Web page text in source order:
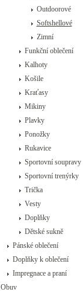
Outdoorové
Softshellové
Zimní
Funkční oblečení
Kalhoty
Košile
Kraťasy
Mikiny
Plavky
Ponožky
Rukavice
Sportovní soupravy
Sportovní trenýrky
Trička
Vesty
Doplňky
Dětské sukně
Pánské oblečení
Doplňky k oblečení
Impregnace a praní
Obuv